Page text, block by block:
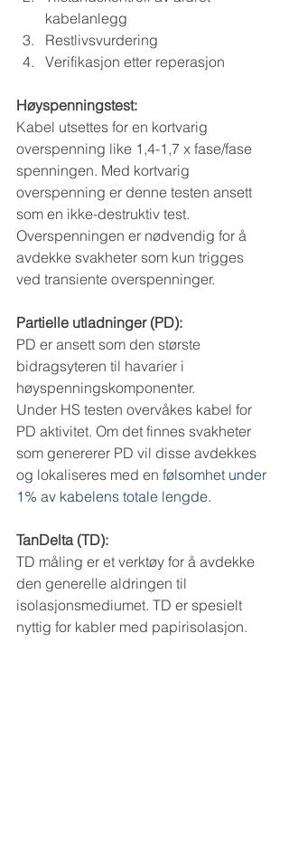
kabelanlegg
Restlivsvurdering
Verifikasjon etter reperasjon
Høyspenningstest:
Kabel utsettes for en kortvarig
overspenning like 1,4-1,7 x fase/fase
spenningen. Med kortvarig
overspenning er denne testen ansett
som en ikke-destruktiv test.
Overspenningen er nødvendig for å
avdekke svakheter som kun trigges
ved transiente overspenninger.
Partielle utladninger (PD):
PD er ansett som den største
bidragsyteren til havarier i
høyspenningskomponenter.
Under HS testen overvåkes kabel for
PD aktivitet. Om det finnes svakheter
som genererer PD vil disse avdekkes
og lokaliseres med en følsomhet under
1% av kabelens totale lengde.
TanDelta (TD):
TD måling er et verktøy for å avdekke
den generelle aldringen til
isolasjonsmediumet. TD er spesielt
nyttig for kabler med papirisolasjon.